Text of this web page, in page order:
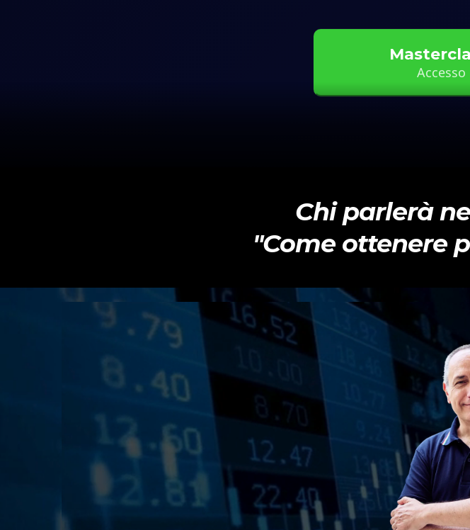
Chi parlerà
"Come ottenere